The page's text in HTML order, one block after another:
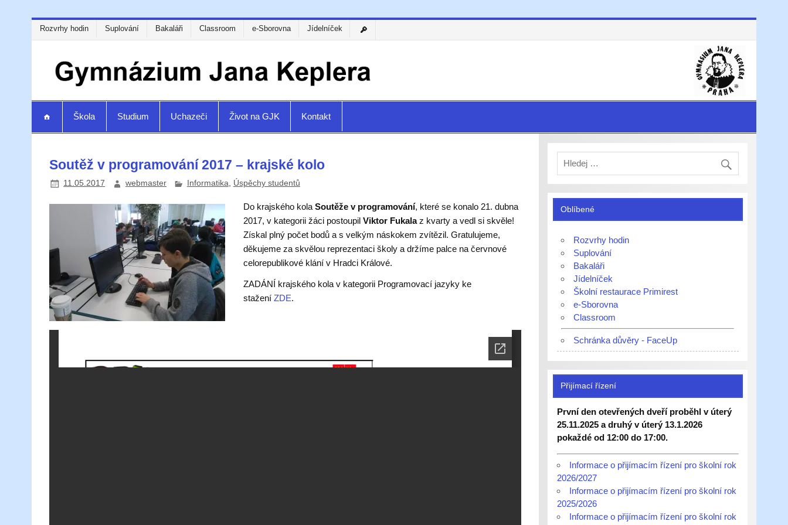
Rozvrhy hodin Suplování Bakaláři Classroom e-Sborovna Jídelníček
Škola Studium Uchazeči Život na GJK Kontakt
Soutěž v programování 2017 – krajské kolo
11.05.2017 webmaster Informatika, Úspěchy studentů
Do krajského kola Soutěže v programování, které se konalo 21. dubna
2017, v kategorii žáci postoupil Viktor Fukalaz kvarty a vedl si skvěle!
Získal plný počet bodů a s velkým náskokem zvítězil. Gratulujeme,
děkujeme za skvělou reprezentaci školy a držíme palce na červnové
celorepublikové klání v Hradci Králové.
ZADÁNÍ krajského kola v kategorii Programovací jazyky ke
stažení ZDE.
Oblíbené
Rozvrhy hodin
Suplování
Bakaláři
Jídelníček
Školní restaurace Primirest
e-Sborovna
Classroom
Schránka důvěry - FaceUp
Přijímací řízení
První den otevřených dveří proběhl v úterý
25.11.2025 a druhý v úterý 13.1.2026
pokaždé od 12:00 do 17:00.
Informace o přijímacím řízení pro školní rok
2026/2027
Informace o přijímacím řízení pro školní rok
2025/2026
Informace o přijímacím řízení pro školní rok